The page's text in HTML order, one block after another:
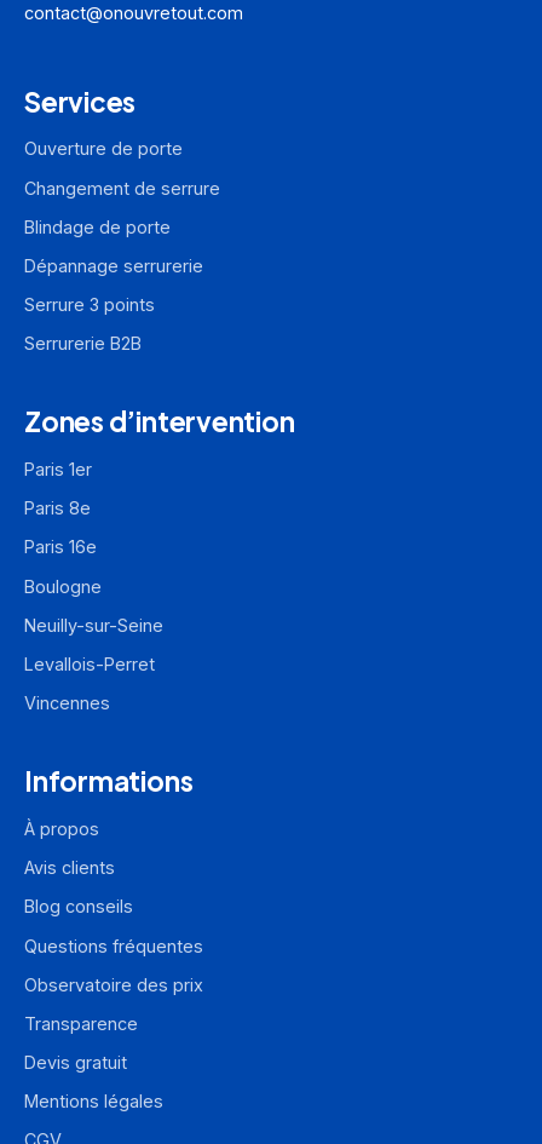
contact@onouvretout.com
Services
Ouverture de porte
Changement de serrure
Blindage de porte
Dépannage serrurerie
Serrure 3 points
Serrurerie B2B
Zones d’intervention
Paris 1er
Paris 8e
Paris 16e
Boulogne
Neuilly-sur-Seine
Levallois-Perret
Vincennes
Informations
À propos
Avis clients
Blog conseils
Questions fréquentes
Observatoire des prix
Transparence
Devis gratuit
Mentions légales